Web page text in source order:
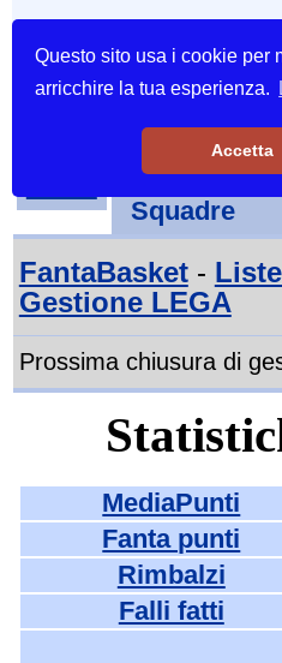
Questo sito usa i cookie per
arricchire la tua esperienza.
Accetta
Tornei-
Squadre
FantaBasket-
Gestione LEGA
Prossima chiusura di
MediaPunti
Fanta punti
Rimbalzi
Falli fatti